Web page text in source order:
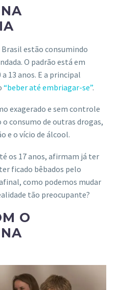
estão consumindo
O padrão está em
13 anos. E a principal
“beber até embriagar-se”.
exagerado e sem controle
consumo de outras drogas,
e o vício de álcool.
os 17 anos, afirmam já ter
ficado bêbados pelo
como podemos mudar
tão preocupante?
O